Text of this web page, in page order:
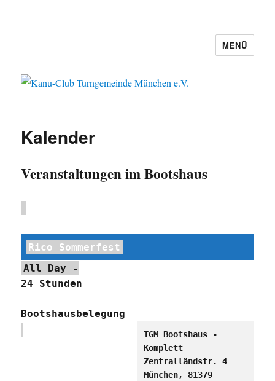
Kanu-Club Turngemeinde München
e.V.
MENÜ
Kalender
Veranstaltungen im Bootshaus
Rico Sommerfest
All Day -
24 Stunden
Bootshausbelegung
TGM Bootshaus -
Komplett
Zentralländstr. 4
München, 81379